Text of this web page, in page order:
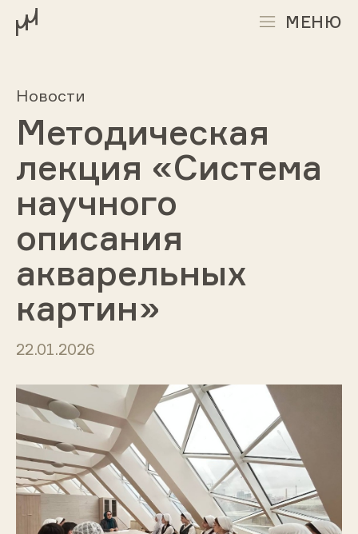
МЕНЮ
Новости
Методическая
лекция «Система
научного
описания
акварельных
картин»
22.01.2026